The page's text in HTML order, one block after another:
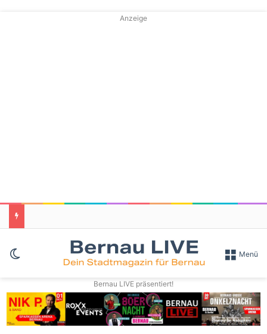
Anzeige
Skin umschalten Menü
Bernau LIVE präsentiert!